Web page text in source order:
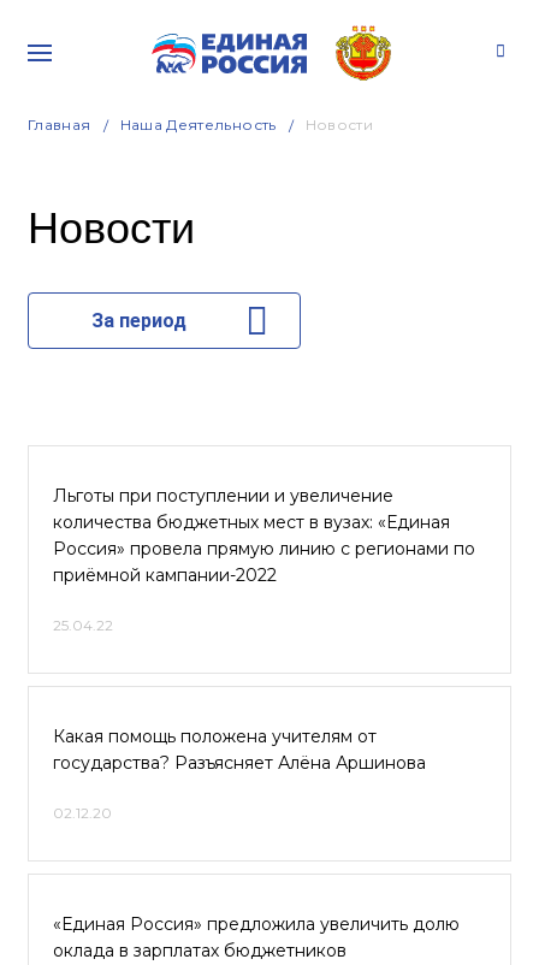
Главная Наша Деятельность Новости
Новости
За период
Льготы при поступлении и увеличение
количества бюджетных мест в вузах: «Единая
Россия» провела прямую линию с регионами по
приёмной кампании-2022
25.04.22
Какая помощь положена учителям от
государства? Разъясняет Алёна Аршинова
02.12.20
«Единая Россия» предложила увеличить долю
оклада в зарплатах бюджетников